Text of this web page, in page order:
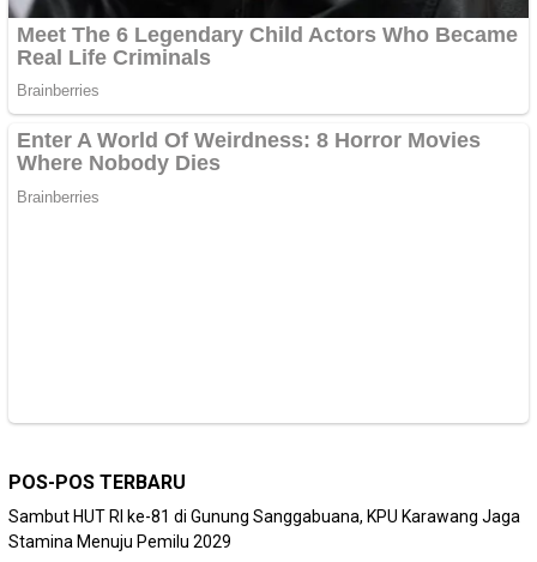
POS-POS TERBARU
Sambut HUT RI ke-81 di Gunung Sanggabuana, KPU Karawang Jaga
Stamina Menuju Pemilu 2029